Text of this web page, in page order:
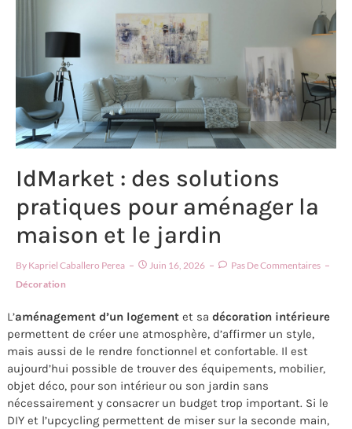
IdMarket : des solutions
pratiques pour aménager la
maison et le jardin
By Kapriel Caballero Perea Juin 16, 2026
Pas De Commentaires
Décoration
L’aménagement d’un logement et sa décoration intérieure
permettent de créer une atmosphère, d’affirmer un style,
mais aussi de le rendre fonctionnel et confortable. Il est
aujourd’hui possible de trouver des équipements, mobilier,
objet déco, pour son intérieur ou son jardin sans
nécessairement y consacrer un budget trop important. Si le
DIY et l’upcycling permettent de miser sur la seconde main,